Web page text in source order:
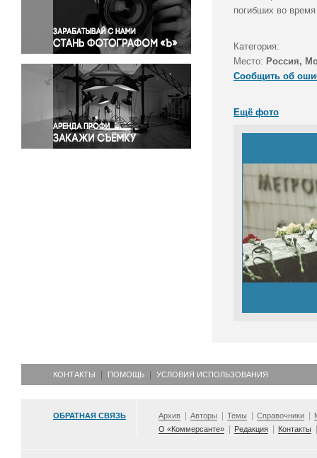
Правосудие
Происшествия и конфликты
Религия
Светская жизнь
Спорт
Экология
Экономика и бизнес
погибших во время
Категория:
Место: Россия,
Сообщить об
Ещё фото
КОНТАКТЫ ПОМОЩЬ УСЛОВИЯ ИСПОЛЬЗОВАНИЯ
ОБРАТНАЯ СВЯЗЬ Архив Авторы Темы Справочники
О «Коммерсанте»
Редакция Контакты